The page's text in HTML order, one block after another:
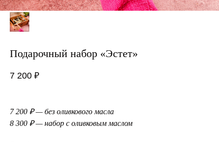
Подарочный набор «Эстет»
7 200 ₽
7 200 ₽ — без оливкового масла
8 300 ₽ — набор с оливковым маслом